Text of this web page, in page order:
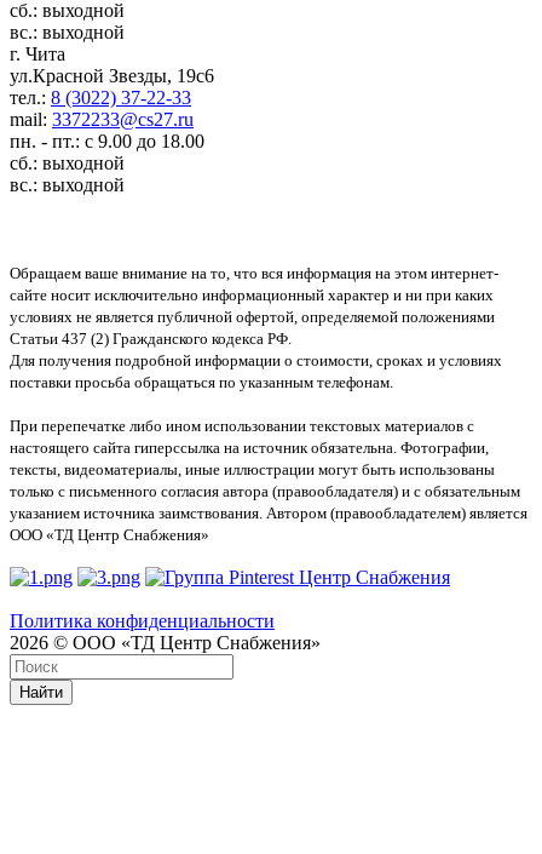
сб.: выходной
вс.: выходной
г. Чита
ул.Красной Звезды, 19с6
тел.: 8 (3022) 37-22-33
mail: 3372233@cs27.ru
пн. - пт.: с 9.00 до 18.00
сб.: выходной
вс.: выходной
Обращаем ваше внимание на то, что вся информация на этом интернет-
сайте носит исключительно информационный характер и ни при каких
условиях не является публичной офертой, определяемой положениями
Статьи 437 (2) Гражданского кодекса РФ.
Для получения подробной информации о стоимости, сроках и условиях
поставки просьба обращаться по указанным телефонам.
При перепечатке либо ином использовании текстовых материалов с
настоящего сайта гиперссылка на источник обязательна. Фотографии,
тексты, видеоматериалы, иные иллюстрации могут быть использованы
только с письменного согласия автора (правообладателя) и с обязательным
указанием источника заимствования. Автором (правообладателем) является
ООО «ТД Центр Снабжения»
Политика конфиденциальности
2026 © ООО «ТД Центр Снабжения»
Найти